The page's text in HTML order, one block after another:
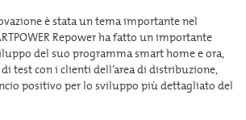
è stata un tema importante nel
Repower ha fatto un importante
del suo programma smart home e ora,
test con i clienti dell’area di distribuzione,
positivo per lo sviluppo più dettagliato del